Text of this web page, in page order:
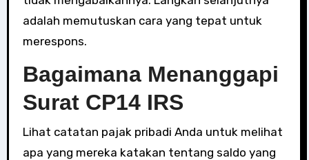
adalah memutuskan cara yang tepat untuk
merespons.
Bagaimana Menanggapi
Surat CP14 IRS
Lihat catatan pajak pribadi Anda untuk melihat
apa yang mereka katakan tentang saldo yang